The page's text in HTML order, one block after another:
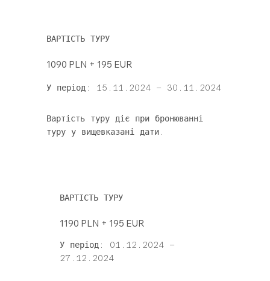
ВАРТІСТЬ ТУРУ
1090 PLN + 195 EUR
Вартість туру діє при бронюванні
туру у вищевказані дати.
У період: 15.11.2024 – 30.11.2024
ВАРТІСТЬ ТУРУ
1190 PLN + 195 EUR
У період: 01.12.2024 –
27.12.2024